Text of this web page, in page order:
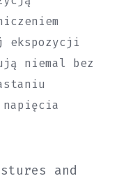
ekspozycji
niemal bez
and